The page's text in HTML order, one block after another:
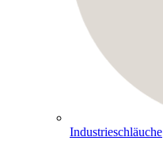
Industrieschläuche